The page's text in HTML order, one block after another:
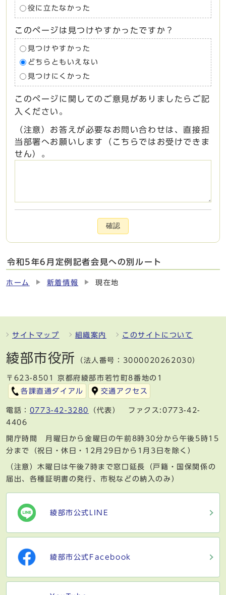
役に立たなかった
このページは見つけやすかったですか？
見つけやすかった
どちらともいえない
見つけにくかった
このページに関してのご意見がありましたらご記
入ください。
（注意）お答えが必要なお問い合わせは、直接担
当部署へお願いします（こちらではお受けできま
せん）。
確認
令和5年6月定例記者会見への別ルート
ホーム 新着情報 現在地
サイトマップ 組織案内 このサイトについて
綾部市役所 （法人番号：3000020262030）
〒623-8501 京都府綾部市若竹町8番地の1
各課直通ダイアル
交通アクセス
電話： 0773-42-3280
（代表） ファクス:0773-42-
4406
開庁時間 月曜日から金曜日の午前8時30分から午後5時15
分まで（祝日・休日・12月29日から1月3日を除く）
（注意）木曜日は午後7時まで窓口延長（戸籍・国保関係の
届出、各種証明書の発行、市税などの納入のみ）
綾部市公式LINE
綾部市公式Facebook